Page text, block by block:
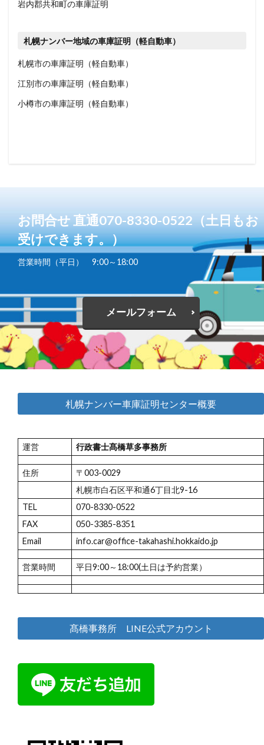
岩内郡共和町の車庫証明
札幌ナンバー地域の車庫証明（軽自動車）
札幌市の車庫証明（軽自動車）
江別市の車庫証明（軽自動車）
小樽市の車庫証明（軽自動車）
お問合せ 直通070-8330-0522（土日もお
受けできます。）
営業時間（平日） 9:00～18:00
メールフォーム
札幌ナンバー車庫証明センター概要
運営 行政書士髙橋草多事務所
住所
〒003-0029
札幌市白石区平和通6丁目北9-16
TEL
070-8330-0522
FAX
050-3385-8351
Email
info.car@office-takahashi.hokkaido.jp
営業時間 平日9:00～18:00(土日は予約営業）
髙橋事務所 LINE公式アカウント